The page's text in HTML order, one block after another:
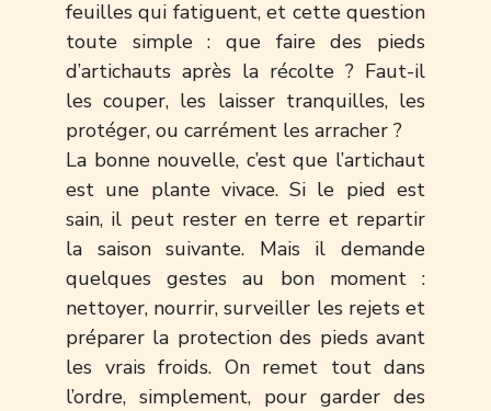
feuilles qui fatiguent, et cette question
toute simple : que faire des pieds
d’artichauts après la récolte ? Faut-il
les couper, les laisser tranquilles, les
protéger, ou carrément les arracher ?
La bonne nouvelle, c’est que l’artichaut
est une plante vivace. Si le pied est
sain, il peut rester en terre et repartir
la saison suivante. Mais il demande
quelques gestes au bon moment :
nettoyer, nourrir, surveiller les rejets et
préparer la protection des pieds avant
les vrais froids. On remet tout dans
l’ordre, simplement, pour garder des